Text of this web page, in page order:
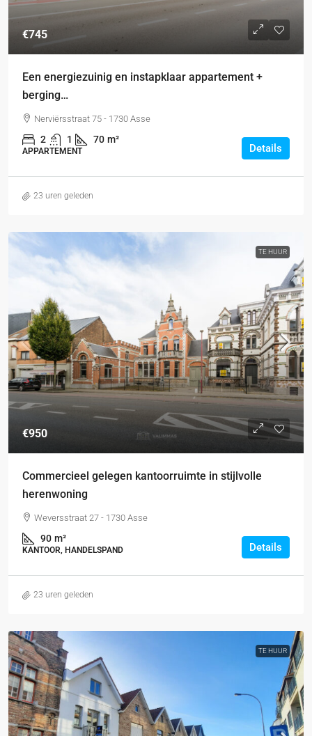
€745
Een energiezuinig en instapklaar appartement +
berging…
Nerviërsstraat 75 - 1730 Asse
2 1 70 m²
APPARTEMENT Details
23 uren geleden
TE HUUR
€950
Commercieel gelegen kantoorruimte in stijlvolle
herenwoning
Weversstraat 27 - 1730 Asse
90 m²
KANTOOR, HANDELSPAND Details
23 uren geleden
TE HUUR